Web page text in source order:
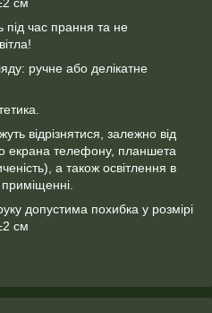
см
час прання та не
ручне або делікатне
відрізнятися, залежно від
екрана телефону, планшета
а також освітлення в
допустима похибка у розмірі
см